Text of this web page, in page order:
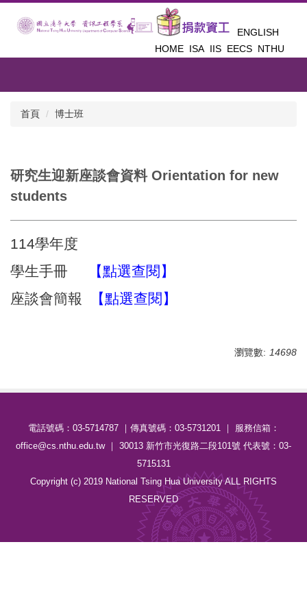
ENGLISH
HOME ISA IIS EECS NTHU
首頁 博士班
研究生迎新座談會資料 Orientation for new
students
114學年度
學生手冊
【點選查閱 】
座談會簡報
【點選查閱 】
瀏覽數: 14698
電話號碼：03-5714787 ｜傳真號碼：03-5731201 ｜ 服務信箱：
office@cs.nthu.edu.tw ｜ 30013 新竹市光復路二段101號 代表號：03-
5715131
Copyright (c) 2019 National Tsing Hua University ALL RIGHTS
RESERVED